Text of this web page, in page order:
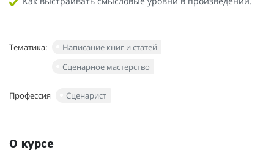
Тематика:
Написание книг и статей
Сценарное мастерство
Профессия Сценарист
О курсе